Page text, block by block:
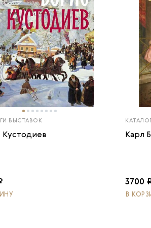
ВЫСТАВОК
Кустодиев Карл
3700
В